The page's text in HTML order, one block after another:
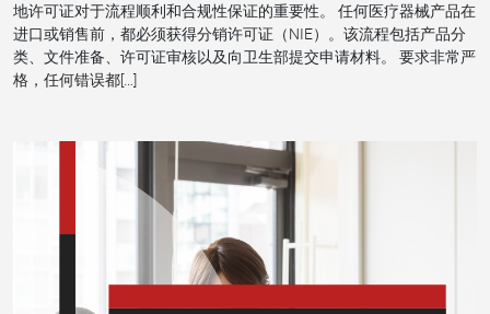
地许可证对于流程顺利和合规性保证的重要性。 任何医疗器械产品在
进口或销售前，都必须获得分销许可证（NIE）。该流程包括产品分
类、文件准备、许可证审核以及向卫生部提交申请材料。 要求非常严
格，任何错误都[…]